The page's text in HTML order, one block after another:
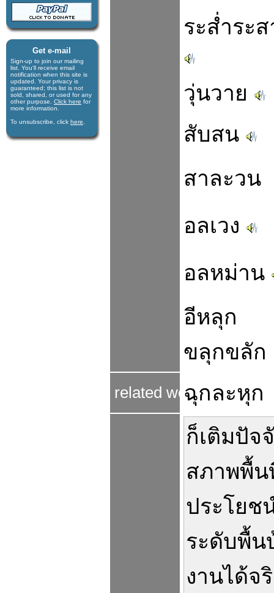
Get e-mail
Sign-up to join our mail­ing
list. You'll receive e­mail
notification when this site is
updated. Your privacy is
guaran­teed; this list is not
sold, shared, or used for any
other purpose. Click here for
more infor­mation.
To unsubscribe, click here
ระส่ำระ
วุ่นวาย
สับสน
สาละวน
อลเวง
อลหม่าน
อีหลุก
ขลุกขลัก
related wordฉุกละหุก
ก็เติมปัจ
สภาพพื้น
ประโยช
ระดับพื้น
งานได้จ